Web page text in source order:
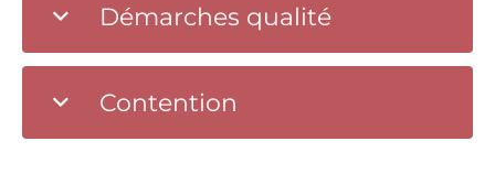
Démarches qualité
Contention